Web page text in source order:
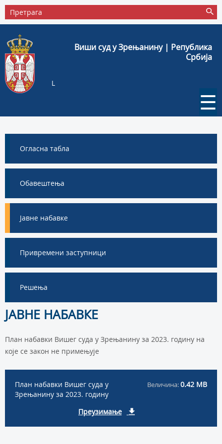
Виши суд у Зрењанину | Република
Србија
L
☰
Огласна табла
Обавештења
Јавне набавке
Привремени заступници
Решења
ЈАВНЕ НАБАВКЕ
План набавки Вишег суда у Зрењанину за 2023. годину на
које се закон не примењује
План набавки Вишег суда у
Зрењанину за 2023. годину
Величина:0.42 MB
Преузимање